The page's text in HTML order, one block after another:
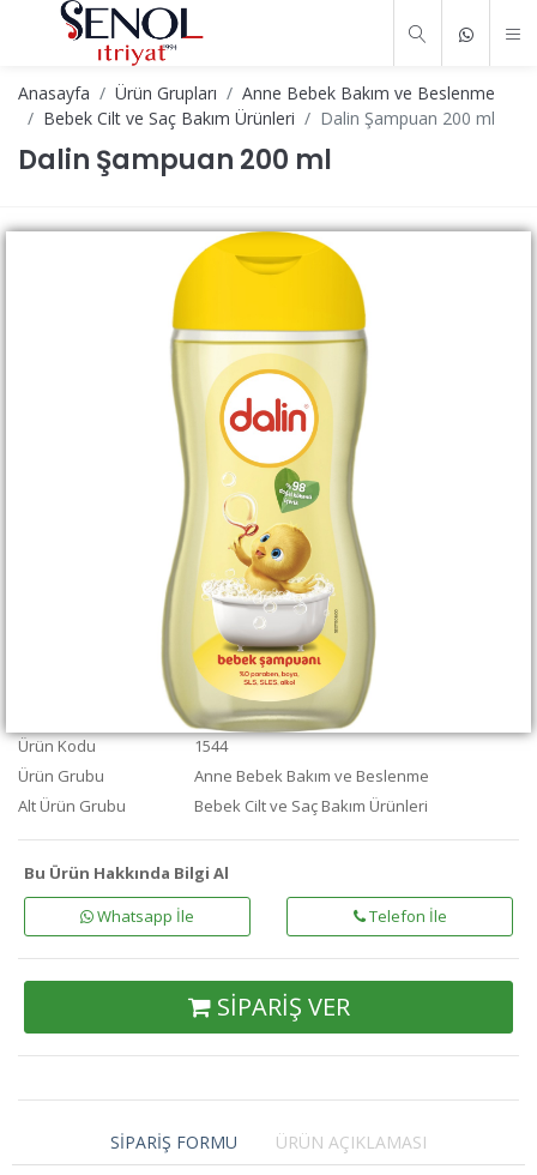
Anasayfa Ürün Grupları
Anne Bebek Bakım ve Beslenme
Bebek Cilt ve Saç Bakım Ürünleri
Dalin Şampuan 200 ml
Dalin Şampuan 200 ml
Ürün Kodu
1544
Ürün Grubu
Anne Bebek Bakım ve Beslenme
Alt Ürün Grubu
Bebek Cilt ve Saç Bakım Ürünleri
Bu Ürün Hakkında Bilgi Al
Whatsapp İle
Telefon İle
SİPARİŞ VER
SİPARİŞ FORMU ÜRÜN AÇIKLAMASI